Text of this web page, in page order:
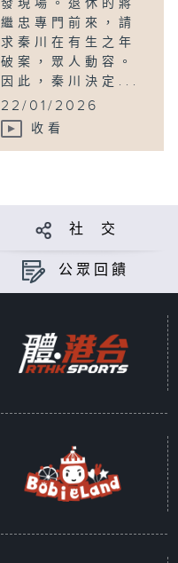
發現場。退休的蔣
繼忠專門前來，請
求秦川在有生之年
破案，眾人動容。
因此，秦川決定...
22/01/2026
收看
社 交
公眾回饋